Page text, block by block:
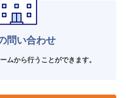
問い合わせ
ムから行うことができます。